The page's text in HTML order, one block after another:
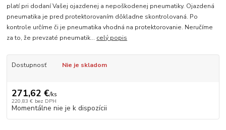
platí pri dodaní Vašej ojazdenej a nepoškodenej pneumatiky. Ojazdená
pneumatika je pred protektorovaním dôkladne skontrolovaná. Po
kontrole určíme či je pneumatika vhodná na protektorovanie. Neručíme
za to, že prevzaté pneumatik... celý popis
Dostupnosť Nie je skladom
271,62 €/ks
220,83 € bez DPH
Momentálne nie je k dispozícii